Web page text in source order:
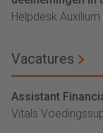
Helpdesk
Vacatures
Assistant
Vitals